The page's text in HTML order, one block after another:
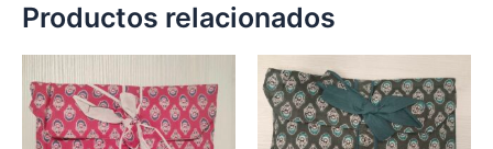
Productos relacionados